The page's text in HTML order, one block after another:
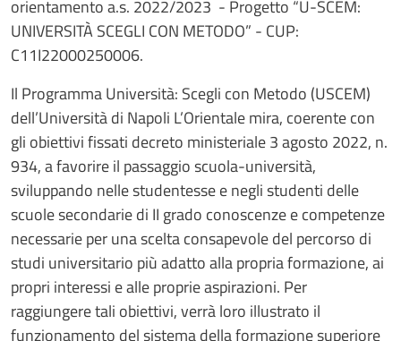
orientamento a.s. 2022/2023 - Progetto “U-SCEM:
UNIVERSITÀ SCEGLI CON METODO” - CUP:
C11I22000250006.
Il Programma Università: Scegli con Metodo (USCEM)
dell’Università di Napoli L’Orientale mira, coerente con
gli obiettivi fissati decreto ministeriale 3 agosto 2022, n.
934, a favorire il passaggio scuola-università,
sviluppando nelle studentesse e negli studenti delle
scuole secondarie di II grado conoscenze e competenze
necessarie per una scelta consapevole del percorso di
studi universitario più adatto alla propria formazione, ai
propri interessi e alle proprie aspirazioni. Per
raggiungere tali obiettivi, verrà loro illustrato il
funzionamento del sistema della formazione superiore